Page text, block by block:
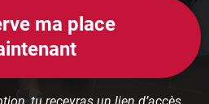
ma place
tu recevras un lien d’accès